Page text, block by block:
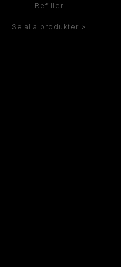
Refiller
Se alla produkter >